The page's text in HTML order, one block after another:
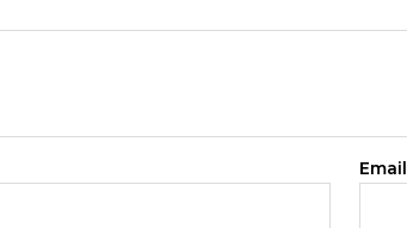
Email